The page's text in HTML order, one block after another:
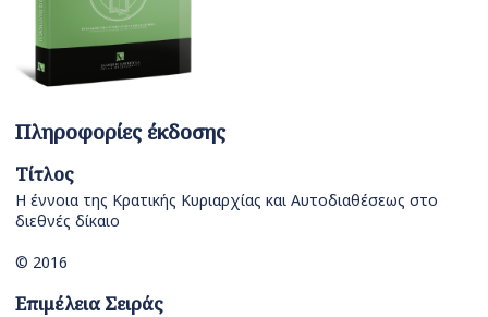
Πληροφορίες έκδοσης
Τίτλος
Η έννοια της Κρατικής Κυριαρχίας και Αυτοδιαθέσεως στο
διεθνές δίκαιο
© 2016
Επιμέλεια Σειράς